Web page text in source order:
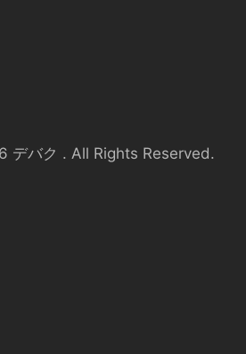
デバク . All Rights Reserved.